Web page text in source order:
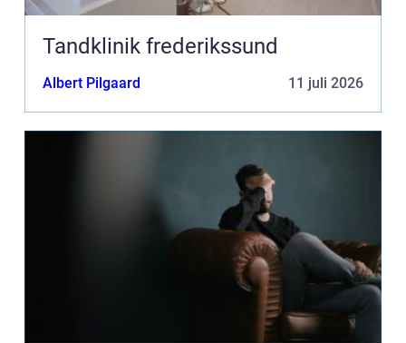
Tandklinik frederikssund
Albert Pilgaard 11 juli 2026